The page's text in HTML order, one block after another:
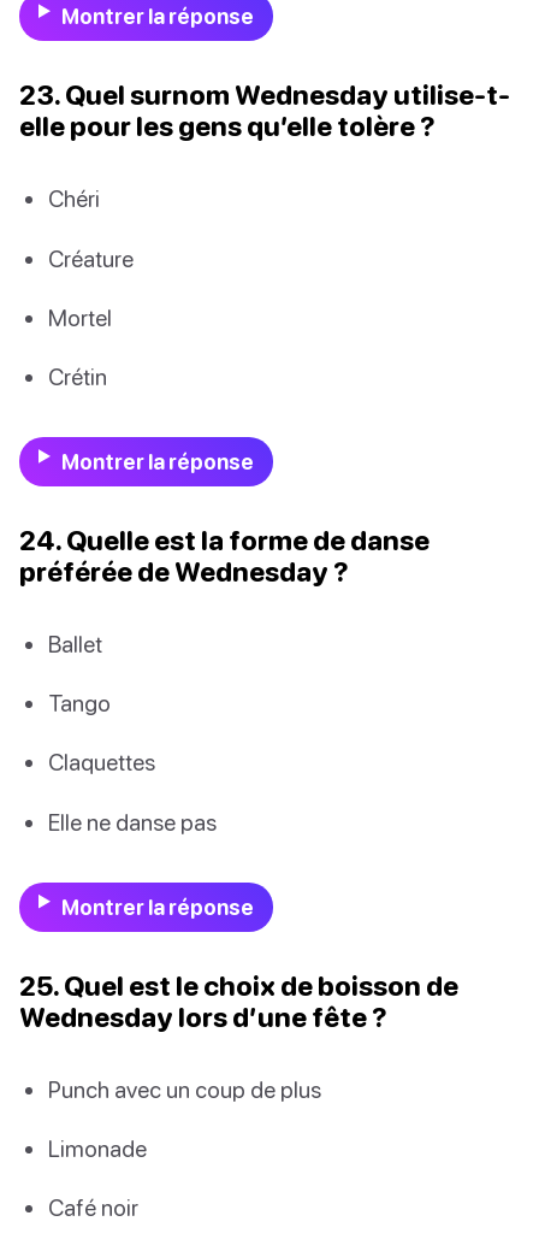
Montrer la réponse
23. Quel surnom Wednesday utilise-t-
elle pour les gens qu’elle tolère ?
Chéri
Créature
Mortel
Crétin
Montrer la réponse
24. Quelle est la forme de danse
préférée de Wednesday ?
Ballet
Tango
Claquettes
Elle ne danse pas
Montrer la réponse
25. Quel est le choix de boisson de
Wednesday lors d’une fête ?
Punch avec un coup de plus
Limonade
Café noir